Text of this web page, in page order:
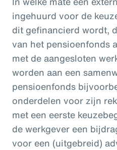
ingehuurd voor de
dit gefinancierd wordt,
van het pensioenfonds
met de aangesloten
worden aan een
pensioenfonds
onderdelen voor zijn
met een eerste
de werkgever een
voor een (uitgebreid)